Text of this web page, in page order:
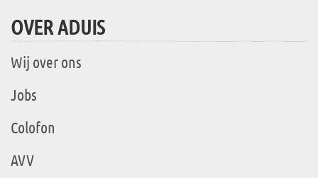
OVER ADUIS
Wij over ons
Jobs
Colofon
AVV